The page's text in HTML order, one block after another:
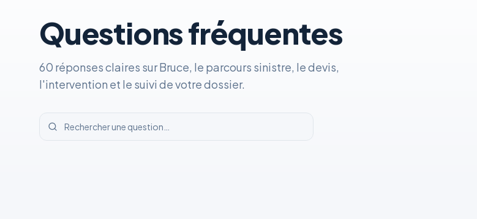
Questions fréquentes
60 réponses claires sur Bruce, le parcours sinistre, le devis,
l'intervention et le suivi de votre dossier.